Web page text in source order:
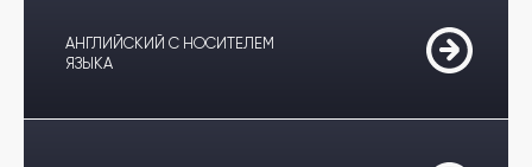
АНГЛИЙСКИЙ С НОСИТЕЛЕМ
ЯЗЫКА